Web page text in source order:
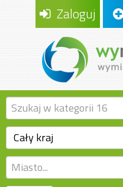
Zaloguj